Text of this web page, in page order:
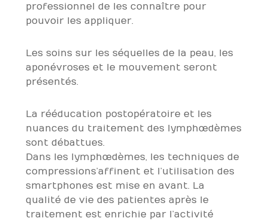
professionnel de les connaître pour
pouvoir les appliquer.
Les soins sur les séquelles de la peau, les
aponévroses et le mouvement seront
présentés.
La rééducation postopératoire et les
nuances du traitement des lymphœdèmes
sont débattues.
Dans les lymphœdèmes, les techniques de
compressions’affinent et l’utilisation des
smartphones est mise en avant. La
qualité de vie des patientes après le
traitement est enrichie par l’activité